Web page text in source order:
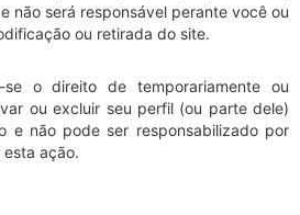
não será responsável perante você ou
ou retirada do site.
se o direito de temporariamente ou
ou excluir seu perfil (ou parte dele)
e não pode ser responsabilizado por
ação.